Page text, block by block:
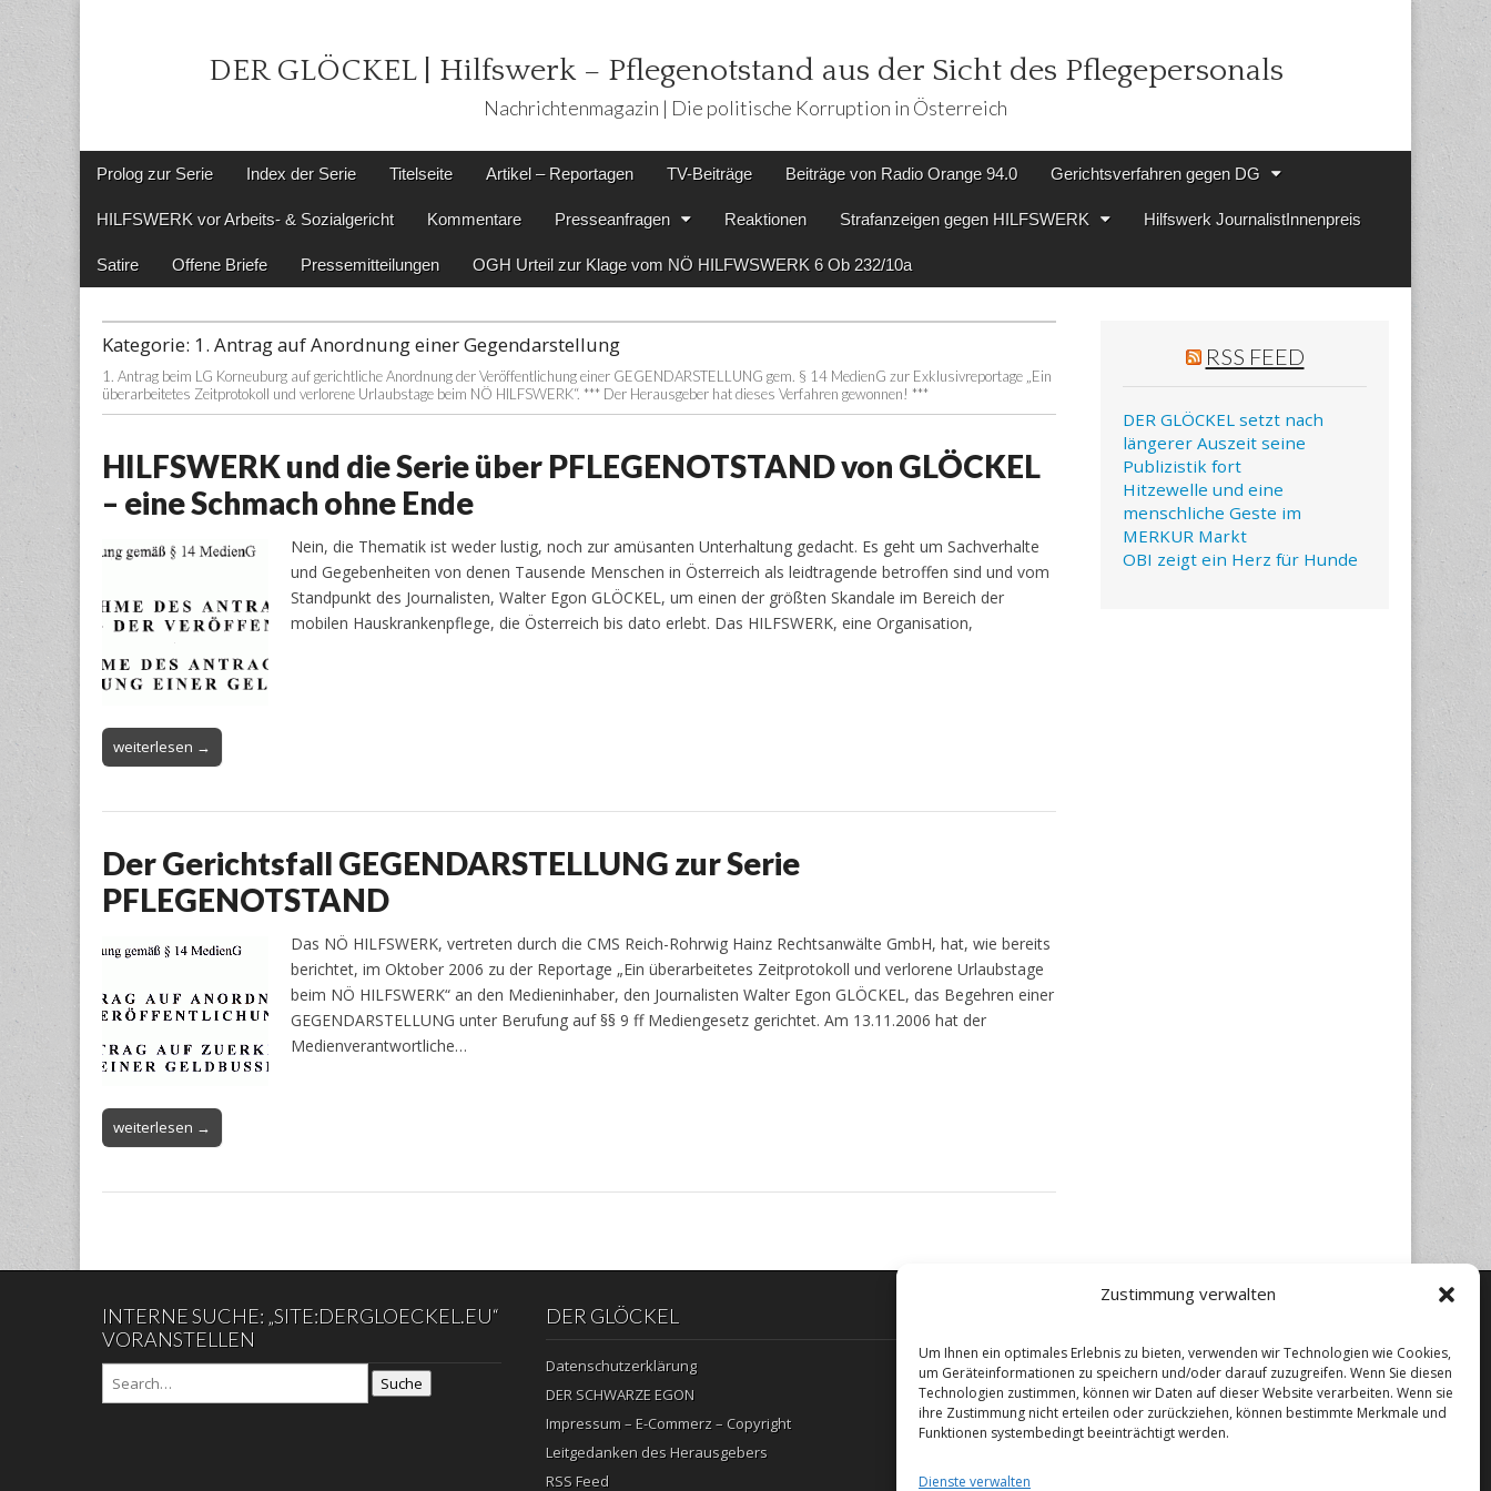
Zustimmung verwalten
Um Ihnen ein optimales Erlebnis zu bieten, verwenden wir Technologien wie Cookies,
um Geräteinformationen zu speichern und/oder darauf zuzugreifen. Wenn Sie diesen
Technologien zustimmen, können wir Daten auf dieser Website verarbeiten. Wenn sie
ihre Zustimmung nicht erteilen oder zurückziehen, können bestimmte Merkmale und
Funktionen systembedingt beeinträchtigt werden.
Dienste verwalten
DER GLÖCKEL | Hilfswerk – Pflegenotstand aus der Sicht des Pflegepersonals
Nachrichtenmagazin | Die politische Korruption in Österreich
Main
Skip
content
Prolog zur Serie Index der Serie Titelseite Artikel – Reportagen TV-Beiträge Beiträge von Radio Orange 94.0 Gerichtsverfahren gegen DG
HILFSWERK vor Arbeits- & Sozialgericht Kommentare Presseanfragen Reaktionen Strafanzeigen gegen HILFSWERK Hilfswerk JournalistInnenpreis
Satire Offene Briefe Pressemitteilungen OGH Urteil zur Klage vom NÖ HILFWSWERK 6 Ob 232/10a
Kategorie: 1. Antrag auf Anordnung einer Gegendarstellung
1. Antrag beim LG Korneuburg auf gerichtliche Anordnung der Veröffentlichung einer GEGENDARSTELLUNG gem. § 14 MedienG zur Exklusivreportage „Ein
überarbeitetes Zeitprotokoll und verlorene Urlaubstage beim NÖ HILFSWERK“. *** Der Herausgeber hat dieses Verfahren gewonnen! ***
HILFSWERK und die Serie über PFLEGENOTSTAND von GLÖCKEL
– eine Schmach ohne Ende
Nein, die Thematik ist weder lustig, noch zur amüsanten Unterhaltung gedacht. Es geht um Sachverhalte
und Gegebenheiten von denen Tausende Menschen in Österreich als leidtragende betroffen sind und vom
Standpunkt des Journalisten, Walter Egon GLÖCKEL, um einen der größten Skandale im Bereich der
mobilen Hauskrankenpflege, die Österreich bis dato erlebt. Das HILFSWERK, eine Organisation,
weiterlesen →
Der Gerichtsfall GEGENDARSTELLUNG zur Serie
PFLEGENOTSTAND
Das NÖ HILFSWERK, vertreten durch die CMS Reich-Rohrwig Hainz Rechtsanwälte GmbH, hat, wie bereits
berichtet, im Oktober 2006 zu der Reportage „Ein überarbeitetes Zeitprotokoll und verlorene Urlaubstage
beim NÖ HILFSWERK“ an den Medieninhaber, den Journalisten Walter Egon GLÖCKEL, das Begehren einer
GEGENDARSTELLUNG unter Berufung auf §§ 9 ff Mediengesetz gerichtet. Am 13.11.2006 hat der
Medienverantwortliche…
weiterlesen →
RSS FEED
DER GLÖCKEL setzt nach
längerer Auszeit seine
Publizistik fort
Hitzewelle und eine
menschliche Geste im
MERKUR Markt
OBI zeigt ein Herz für Hunde
INTERNE SUCHE: „SITE:DERGLOECKEL.EU“
VORANSTELLEN
Suche
DER GLÖCKEL
Datenschutzerklärung
DER SCHWARZE EGON
Impressum – E-Commerz – Copyright
Leitgedanken des Herausgebers
RSS Feed